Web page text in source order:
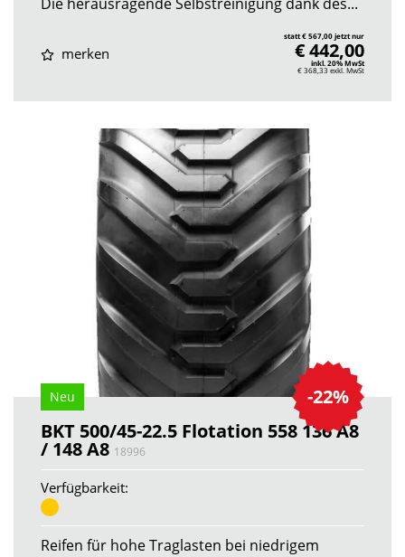
merken
statt € 567,00 jetzt nur
€ 442,00
inkl. 20% MwSt
€ 368,33 exkl. MwSt
-22%
Neu
BKT 500/45-22.5 Flotation 558 136 A8
/ 148 A8 18996
Verfügbarkeit:
Reifen für hohe Traglasten bei niedrigem